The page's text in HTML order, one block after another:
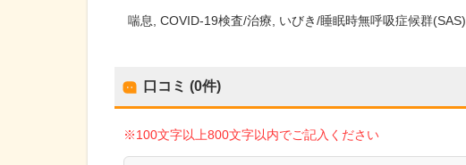
喘息 COVID-19検査/治療 いびき/睡眠時無呼吸症候群(SAS)
口コミ (0件)
※100文字以上800文字以内でご記入ください